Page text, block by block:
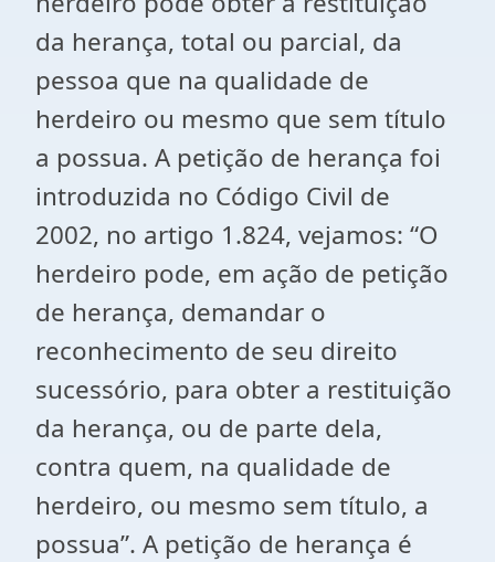
da herança, total ou parcial, da
pessoa que na qualidade de
herdeiro ou mesmo que sem título
a possua. A petição de herança foi
introduzida no Código Civil de
2002, no artigo 1.824, vejamos: “O
herdeiro pode, em ação de petição
de herança, demandar o
reconhecimento de seu direito
sucessório, para obter a restituição
da herança, ou de parte dela,
contra quem, na qualidade de
herdeiro, ou mesmo sem título, a
possua”. A petição de herança é